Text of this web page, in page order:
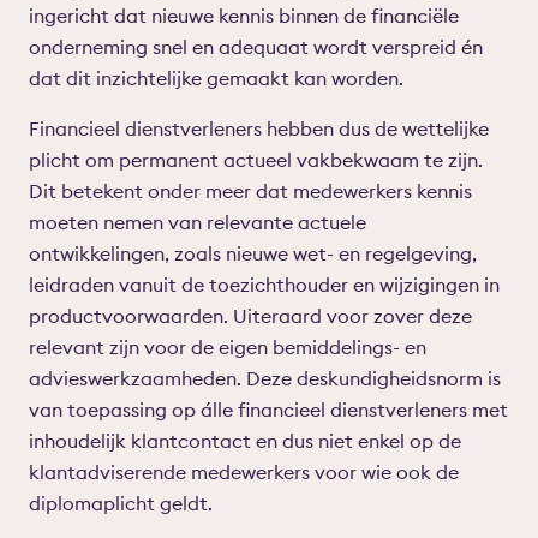
ingericht dat nieuwe kennis binnen de financiële
onderneming snel en adequaat wordt verspreid én
dat dit inzichtelijke gemaakt kan worden.
Financieel dienstverleners hebben dus de wettelijke
plicht om permanent actueel vakbekwaam te zijn.
Dit betekent onder meer dat medewerkers kennis
moeten nemen van relevante actuele
ontwikkelingen, zoals nieuwe wet- en regelgeving,
leidraden vanuit de toezichthouder en wijzigingen in
productvoorwaarden. Uiteraard voor zover deze
relevant zijn voor de eigen bemiddelings- en
advieswerkzaamheden. Deze deskundigheidsnorm is
van toepassing op álle financieel dienstverleners met
inhoudelijk klantcontact en dus niet enkel op de
klantadviserende medewerkers voor wie ook de
diplomaplicht geldt.